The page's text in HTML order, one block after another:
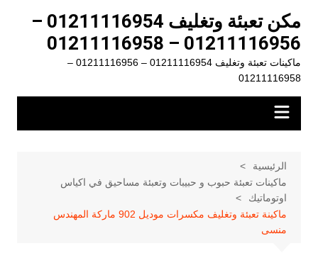
المحتوى
مكن تعبئة وتغليف 01211116954 –
01211116956 – 01211116958
ماكينات تعبئة وتغليف 01211116954 – 01211116956 –
01211116958
الرئيسية
ماكينات تعبئة حبوب و حبيبات وتعبئة مساحيق في اكياس
اوتوماتيك
ماكينة تعبئة وتغليف مكسرات موديل 902 ماركة المهندس
منسى